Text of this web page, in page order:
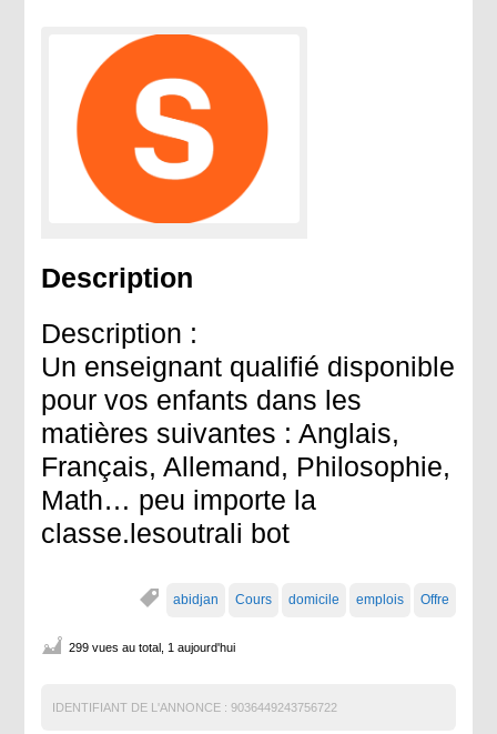
Description
Description :
Un enseignant qualifié disponible
pour vos enfants dans les
matières suivantes : Anglais,
Français, Allemand, Philosophie,
Math… peu importe la
classe.lesoutrali bot
abidjan Cours domicile emplois Offre
299 vues au total, 1 aujourd'hui
IDENTIFIANT DE L'ANNONCE : 9036449243756722